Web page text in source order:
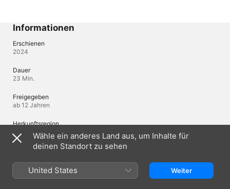
Informationen
Erschienen
2024
Dauer
23 Min.
Freigegeben
ab 12 Jahren
Herkunftsregion
Japan
© 2024 Honobonoru500, TO Books. / The Weakest Tamer Production
Wähle ein anderes Land aus, um Inhalte für
deinen Standort zu sehen
United States Weiter